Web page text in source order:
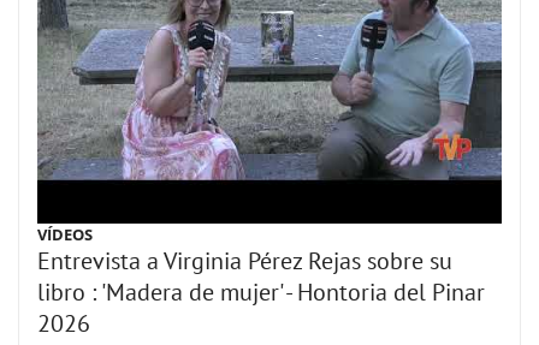
VÍDEOS
Entrevista a Virginia Pérez Rejas sobre su
libro : 'Madera de mujer' - Hontoria del Pinar
2026